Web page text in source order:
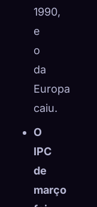
1990,
e
o
da
Europa
caiu.
O
IPC
de
março